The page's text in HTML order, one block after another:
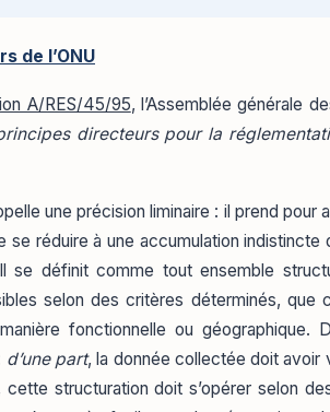
de l’ONU
A/RES/45/95, l’Assemblée générale
directeurs pour la
une précision liminaire : il prend pour
se réduire à une accumulation indistincte
se définit comme tout ensemble
selon des critères déterminés, que
fonctionnelle ou géographique.
d’une part, la donnée collectée doit avoir
cette structuration doit s’opérer selon